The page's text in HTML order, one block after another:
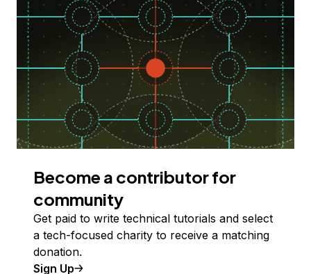
Become a contributor for
community
Get paid to write technical tutorials and select
a tech-focused charity to receive a matching
donation.
Sign Up